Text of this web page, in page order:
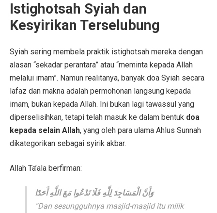
Istighotsah Syiah dan
Kesyirikan Terselubung
Syiah sering membela praktik istighotsah mereka dengan
alasan “sekadar perantara” atau “meminta kepada Allah
melalui imam”. Namun realitanya, banyak doa Syiah secara
lafaz dan makna adalah permohonan langsung kepada
imam, bukan kepada Allah. Ini bukan lagi tawassul yang
diperselisihkan, tetapi telah masuk ke dalam bentuk doa
kepada selain Allah, yang oleh para ulama Ahlus Sunnah
dikategorikan sebagai syirik akbar.
Allah Ta’ala berfirman:
وَأَنَّ الْمَسَاجِدَ لِلَّهِ فَلَا تَدْعُوا مَعَ اللَّهِ أَحَدًا
“Dan sesungguhnya masjid-masjid itu milik